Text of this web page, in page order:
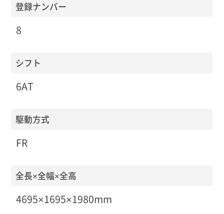
登録ナンバー
8
シフト
6AT
駆動方式
FR
全長×全幅×全高
4695×1695×1980mm